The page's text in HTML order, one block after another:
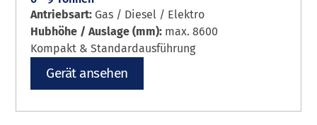
Antriebsart: Gas / Diesel / Elektro
Hubhöhe / Auslage (mm): max. 8600
Kompakt & Standardausführung
Gerät ansehen